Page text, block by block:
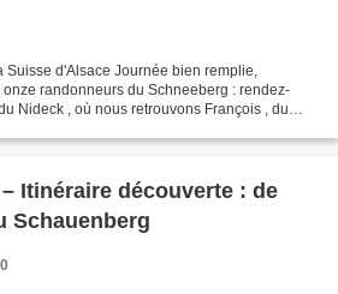
d'Alsace Journée bien remplie,
randonneurs du Schneeberg : rendez-
Nideck , où nous retrouvons François , du
Itinéraire découverte : de
Schauenberg